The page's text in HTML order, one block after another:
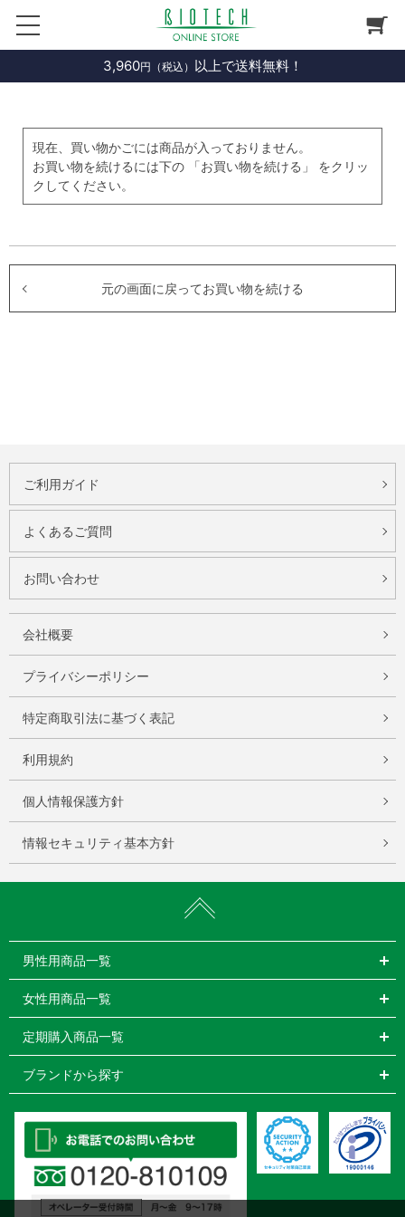
3,960円（税込） 以上で送料無料！
現在、買い物かごには商品が入っておりません。
お買い物を続けるには下の 「お買い物を続ける」 をクリッ
クしてください。
元の画面に戻ってお買い物を続ける
ご利用ガイド
よくあるご質問
お問い合わせ
会社概要
プライバシーポリシー
特定商取引法に基づく表記
利用規約
個人情報保護方針
情報セキュリティ基本方針
男性用商品一覧
女性用商品一覧
定期購入商品一覧
ブランドから探す